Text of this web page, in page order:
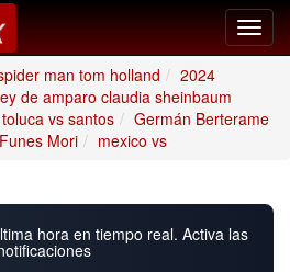
man tom holland
2024
de amparo claudia sheinbaum
toluca vs santos
Germán Berterame
Mori
mexico vs
hora en tiempo real. Activa las